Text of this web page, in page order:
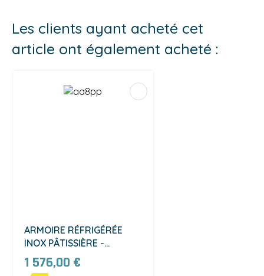
Les clients ayant acheté cet
article ont également acheté :
ARMOIRE RÉFRIGÉRÉE
INOX PÂTISSIÈRE -
POSITIVE - 600 X 800
(AA8PP)
1 576,00 €